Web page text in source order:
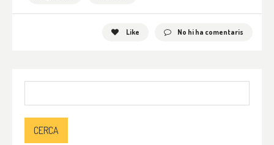
Like No hi ha comentaris